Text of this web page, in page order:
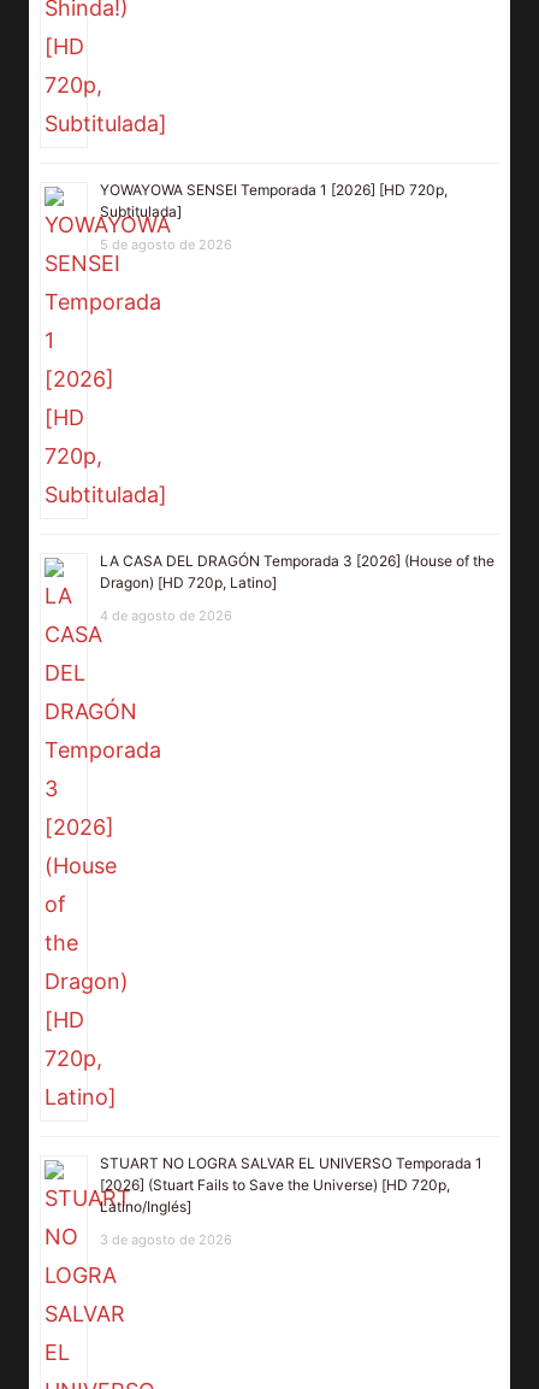
YOWAYOWA SENSEI Temporada 1 [2026] [HD 720p,
Subtitulada]
5 de agosto de 2026
LA CASA DEL DRAGÓN Temporada 3 [2026] (House of the
Dragon) [HD 720p, Latino]
4 de agosto de 2026
STUART NO LOGRA SALVAR EL UNIVERSO Temporada 1
[2026] (Stuart Fails to Save the Universe) [HD 720p,
Latino/Inglés]
3 de agosto de 2026